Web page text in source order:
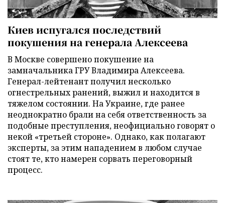
Киев испугался последствий
покушения на генерала Алексеева
В Москве совершено покушение на
замначальника ГРУ Владимира Алексеева.
Генерал-лейтенант получил несколько
огнестрельных ранений, выжил и находится в
тяжелом состоянии. На Украине, где ранее
неоднократно брали на себя ответственность за
подобные преступления, неофициально говорят о
некой «третьей стороне». Однако, как полагают
эксперты, за этим нападением в любом случае
стоят те, кто намерен сорвать переговорный
процесс.